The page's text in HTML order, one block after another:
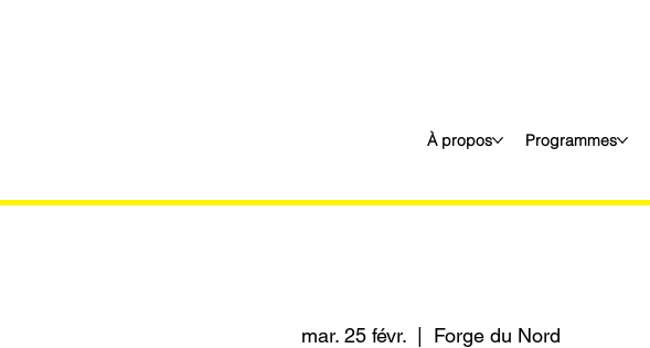
À propos Programmes
mar. 25 févr.
  |
Forge du Nord